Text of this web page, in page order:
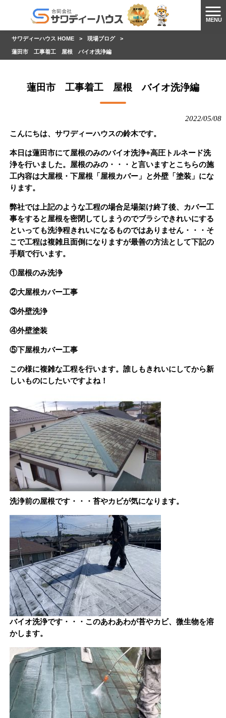
MENU
サワディーハウス HOME > 現場ブログ >
蓮田市 工事着工 屋根 バイオ洗浄編
蓮田市 工事着工 屋根 バイオ洗浄編
2022/05/08
こんにちは、サワディーハウスの鈴木です。
本日は蓮田市にて屋根のみのバイオ洗浄+高圧トルネード洗
浄を行いました。屋根のみの・・・と言いますとこちらの施
工内容は大屋根・下屋根「屋根カバー」と外壁「塗装」にな
ります。
弊社では上記のような工程の場合足場架け終了後、カバー工
事をすると屋根を密閉してしまうのでブラシできれいにする
といっても洗浄程きれいになるものではありません・・・そ
こで工程は複雑且面倒になりますが最善の方法として下記の
手順で行います。
①屋根のみ洗浄
②大屋根カバー工事
③外壁洗浄
④外壁塗装
⑤下屋根カバー工事
この様に複雑な工程を行います。誰しもきれいにしてから新
しいものにしたいですよね！
洗浄前の屋根です・・・苔やカビが気になります。
バイオ洗浄です・・・このあわあわが苔やカビ、微生物を溶
かします。